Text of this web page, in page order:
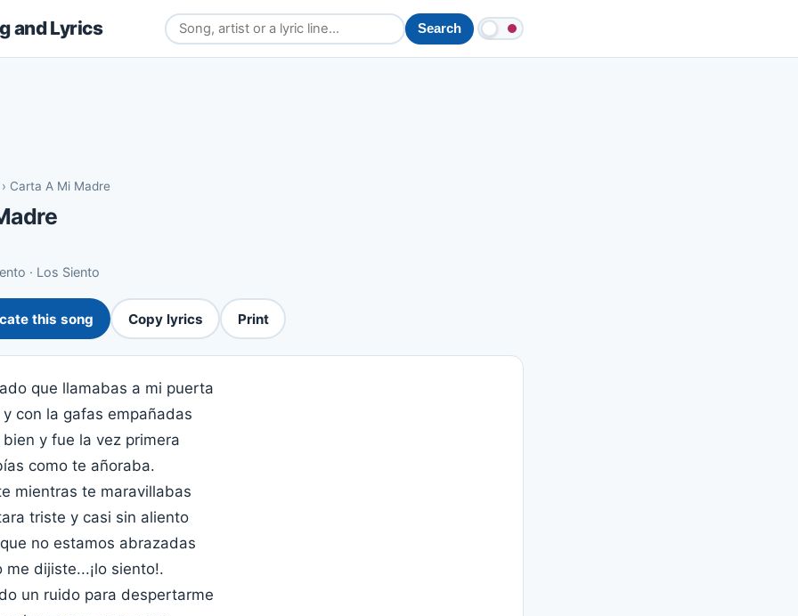
and Lyrics Search
Carta A Mi Madre
· Los Siento
this song Copy lyrics Print
que llamabas a mi puerta
con la gafas empañadas
y fue la vez primera
como te añoraba.
mientras te maravillabas
triste y casi sin aliento
no estamos abrazadas
me dijiste...¡lo siento!.
un ruido para despertarme